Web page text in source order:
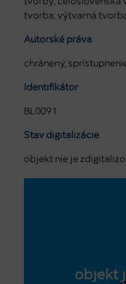
tvorba; výtvarná
Autorské práva
chránený,
Identifikátor
BL0091
Stav digitalizácie
objekt nie je
objekt